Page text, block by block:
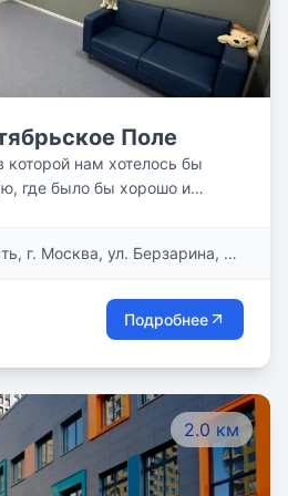
многолетние
наших выпускников
в лидирующие
мира.
Поле
нам хотелось бы
где было бы хорошо и
а цели, которых достигает
г. Москва, ул. Берзарина, д.
Подробнее
2.0 км